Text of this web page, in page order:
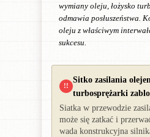
wymiany oleju, łożysko
odmawia posłuszeństwa.
oleju z właściwym
sukcesu.
!!
Sitko zasilania
turbosprężarki
Siatka w przewodzie
może się zatkać i
wada konstrukcyjna